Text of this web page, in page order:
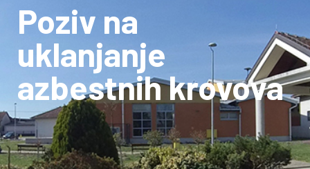
Poziv na
uklanjanje
azbestnih krovova